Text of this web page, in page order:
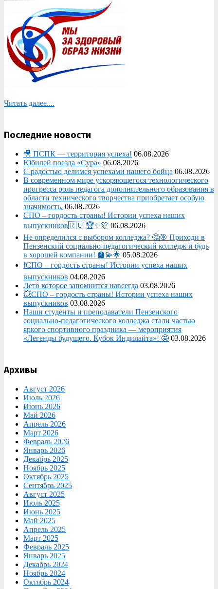
Читать далее....
Последние новости
🎥 ПСПК — территория успеха! 06.08.2026
Юбилей поезда «Сура» 06.08.2026
С радостью делимся успехами нашего бойца 06.08.2026
В современном мире ускоряющегося технологического
прогресса роль педагога дополнительного образования в
области технического творчества приобретает особую
значимость. 06.08.2026
СПО – гордость страны! Истории успеха наших
выпускников🇷🇺 🏆✨🎊 06.08.2026
Не определился с выбором колледжа? 🤔🎯 Приходи в
Пензенский социально-педагогический колледж и будь
в хорошей компании! 🏫💫🌟 05.08.2026
❗СПО – гордость страны! Истории успеха наших
выпускников 04.08.2026
Лето которое запомнится навсегда 03.08.2026
💥СПО – гордость страны! Истории успеха наших
выпускников 03.08.2026
Наши студенты и преподаватели Пензенского
социально‑педагогического колледжа стали частью
яркого спортивного праздника — мероприятия
«Легенды будущего. Кубок Индилайта»! 🤩 03.08.2026
Архивы
Август 2026
Июль 2026
Июнь 2026
Май 2026
Апрель 2026
Март 2026
Февраль 2026
Январь 2026
Декабрь 2025
Ноябрь 2025
Октябрь 2025
Сентябрь 2025
Август 2025
Июль 2025
Июнь 2025
Май 2025
Апрель 2025
Март 2025
Февраль 2025
Январь 2025
Декабрь 2024
Ноябрь 2024
Октябрь 2024